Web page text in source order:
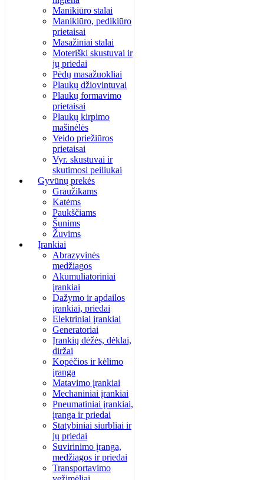
Manikiūro stalai
Manikiūro, pedikiūro
prietaisai
Masažiniai stalai
Moteriški skustuvai ir
jų priedai
Pėdų masažuokliai
Plaukų džiovintuvai
Plaukų formavimo
prietaisai
Plaukų kirpimo
mašinėlės
Veido priežiūros
prietaisai
Vyr. skustuvai ir
skutimosi peiliukai
Gyvūnų prekės
Graužikams
Katėms
Paukščiams
Šunims
Žuvims
Įrankiai
Abrazyvinės
medžiagos
Akumuliatoriniai
įrankiai
Dažymo ir apdailos
įrankiai, priedai
Elektriniai įrankiai
Generatoriai
Įrankių dėžės, dėklai,
diržai
Kopėčios ir kėlimo
įranga
Matavimo įrankiai
Mechaniniai įrankiai
Pneumatiniai įrankiai,
įranga ir priedai
Statybiniai siurbliai ir
jų priedai
Suvirinimo įranga,
medžiagos ir priedai
Transportavimo